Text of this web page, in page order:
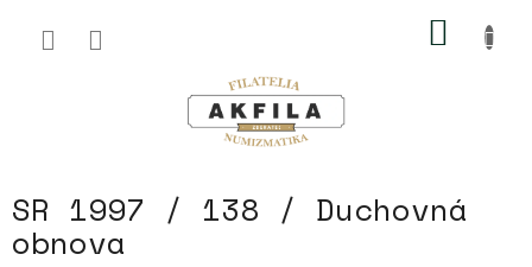
obsah
SR 1997 / 138 / Duchovná
obnova